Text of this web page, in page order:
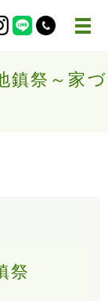
鎮祭～家づ
祭